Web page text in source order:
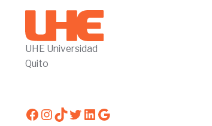
UHE Universidad
Quito
Facebook
Instagram
TikTok
Twitter
LinkedIn
Google